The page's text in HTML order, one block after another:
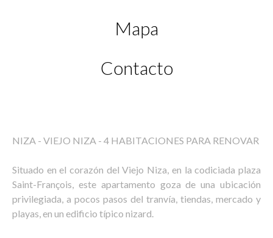
Mapa
Contacto
NIZA - VIEJO NIZA - 4 HABITACIONES PARA RENOVAR
Situado en el corazón del Viejo Niza, en la codiciada plaza
Saint-François, este apartamento goza de una ubicación
privilegiada, a pocos pasos del tranvía, tiendas, mercado y
playas, en un edificio típico nizard.